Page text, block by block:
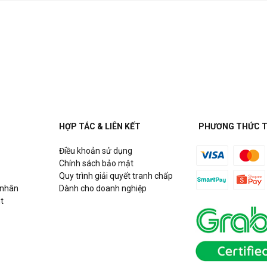
HỢP TÁC & LIÊN KẾT
Điều khoản sử dụng
Chính sách bảo mật
Quy trình giải quyết tranh chấp
Dành cho doanh nghiệp
PHƯƠNG THỨC